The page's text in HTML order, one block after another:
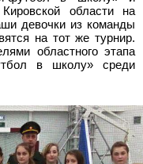
области на
девочки из команды
на тот же турнир.
областного этапа
в школу» среди